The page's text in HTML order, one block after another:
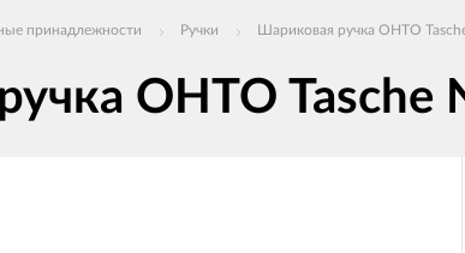
принадлежности Ручки Шариковая ручка OHTO
OHTO Tasche